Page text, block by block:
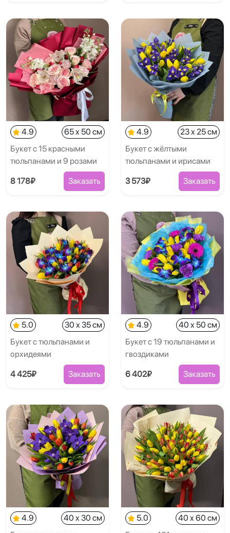
4.9
65 x 50 см
Букет с 15 красными
тюльпанами и 9 розами
8 178₽ Заказать
4.9
23 x 25 см
Букет с жёлтыми
тюльпанами и ирисами
3 573₽ Заказать
5.0
30 x 35 см
Букет с тюльпанами и
орхидеями
4 425₽ Заказать
4.9
40 x 50 см
Букет с 19 тюльпанами и
гвоздиками
6 402₽ Заказать
4.9
40 x 30 см
5.0
40 x 60 см